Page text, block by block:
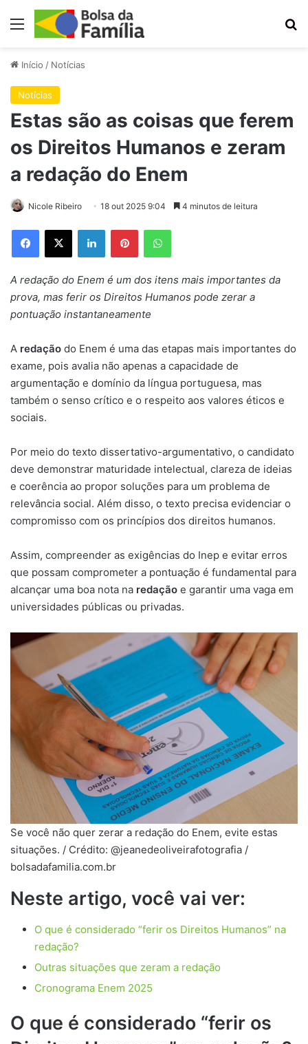
Menu
Início / Notícias
Notícias
Estas são as coisas que ferem
os Direitos Humanos e zeram
a redação do Enem
Nicole Ribeiro 18 out 2025 9:04 4 minutos de leitura
Facebook
X LinkedinPinterestWhatsApp
A redação do Enem é um dos itens mais importantes da
prova, mas ferir os Direitos Humanos pode zerar a
pontuação instantaneamente
A redação do Enem é uma das etapas mais importantes do
exame, pois avalia não apenas a capacidade de
argumentação e domínio da língua portuguesa, mas
também o senso crítico e o respeito aos valores éticos e
sociais.
Por meio do texto dissertativo-argumentativo, o candidato
deve demonstrar maturidade intelectual, clareza de ideias
e coerência ao propor soluções para um problema de
relevância social. Além disso, o texto precisa evidenciar o
compromisso com os princípios dos direitos humanos.
Assim, compreender as exigências do Inep e evitar erros
que possam comprometer a pontuação é fundamental para
alcançar uma boa nota na redação e garantir uma vaga em
universidades públicas ou privadas.
Se você não quer zerar a redação do Enem, evite estas
situações. / Crédito: @jeanedeoliveirafotografia /
bolsadafamilia.com.br
Neste artigo, você vai ver:
O que é considerado “ferir os Direitos Humanos” na
redação?
Outras situações que zeram a redação
Cronograma Enem 2025
O que é considerado “ferir os